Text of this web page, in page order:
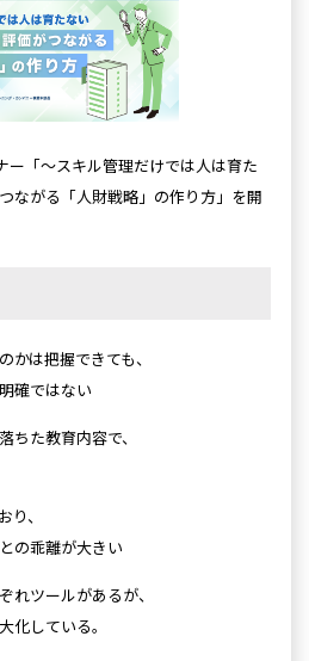
ー「～スキル管理だけでは人は育た
がる「人財戦略」の作り方」を開
かは把握できても、
確ではない
ちた教育内容で、
、
の乖離が大きい
れツールがあるが、
化している。